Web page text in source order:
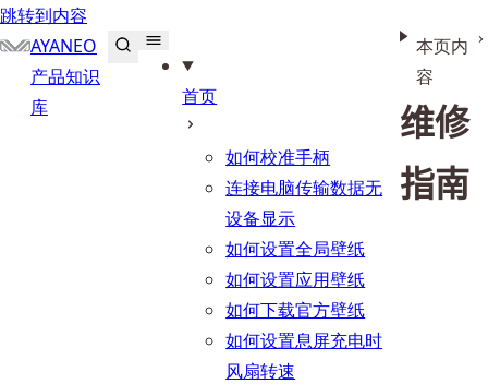
跳转到内容
AYANEO
产品知识
库
首页
如何校准手柄
连接电脑传输数据无
设备显示
如何设置全局壁纸
如何设置应用壁纸
如何下载官方壁纸
如何设置息屏充电时
风扇转速
本页内
容
维修
指南